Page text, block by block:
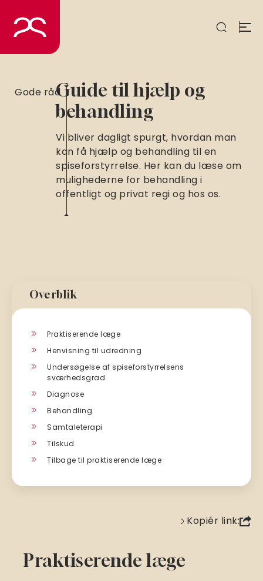
indhold
Guide til hjælp og
behandling
Vi bliver dagligt spurgt, hvordan man
kan få hjælp og behandling til en
spiseforstyrrelse. Her kan du læse om
mulighederne for behandling i
offentligt og privat regi og hos os.
Gode råd
Overblik
Praktiserende læge
Henvisning til udredning
Undersøgelse af spiseforstyrrelsens
sværhedsgrad
Diagnose
Behandling
Samtaleterapi
Tilskud
Tilbage til praktiserende læge
Kopiér link:
Praktiserende læge